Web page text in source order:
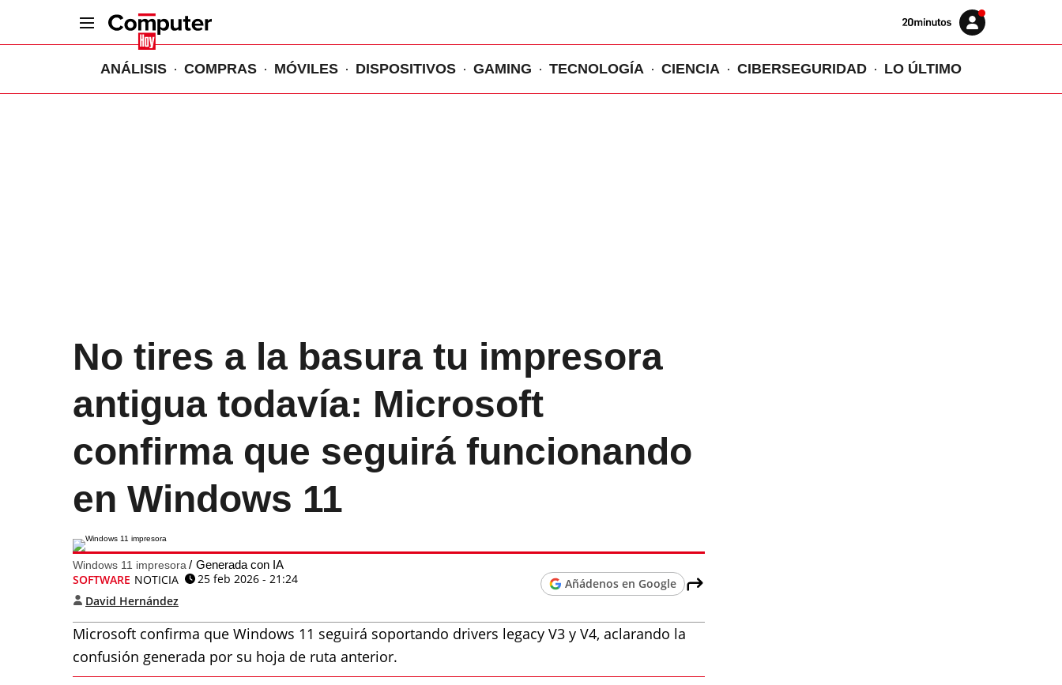
Volver
Iniciar
sesión
ANÁLISIS COMPRAS MÓVILES DISPOSITIVOS GAMING TECNOLOGÍA CIENCIA CIBERSEGURIDAD LO ÚLTIMO
No tires a la basura tu impresora
antigua todavía: Microsoft
confirma que seguirá funcionando
en Windows 11
Windows 11 impresora Generada con IA
SOFTWARE NOTICIA
25 feb 2026 - 21:24
David Hernández
Añádenos en Google
Microsoft confirma que Windows 11 seguirá soportando drivers legacy V3 y V4, aclarando la
confusión generada por su hoja de ruta anterior.